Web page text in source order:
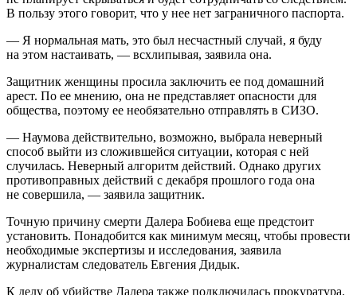
В пользу этого говорит, что у нее нет заграничного паспорта.
— Я нормальная мать, это был несчастный случай, я буду
на этом настаивать, — всхлипывая, заявила она.
Защитник женщины просила заключить ее под домашний
арест. По ее мнению, она не представляет опасности для
общества, поэтому ее необязательно отправлять в СИЗО.
— Наумова действительно, возможно, выбрала неверный
способ выйти из сложившейся ситуации, которая с ней
случилась. Неверный алгоритм действий. Однако других
противоправных действий с декабря прошлого года она
не совершила, — заявила защитник.
Точную причину смерти Далера Бобиева еще предстоит
установить. Понадобится как минимум месяц, чтобы провести
необходимые экспертизы и исследования, заявила
журналистам следователь Евгения Дидык.
К делу об убийстве Далера также подключилась прокуратура.